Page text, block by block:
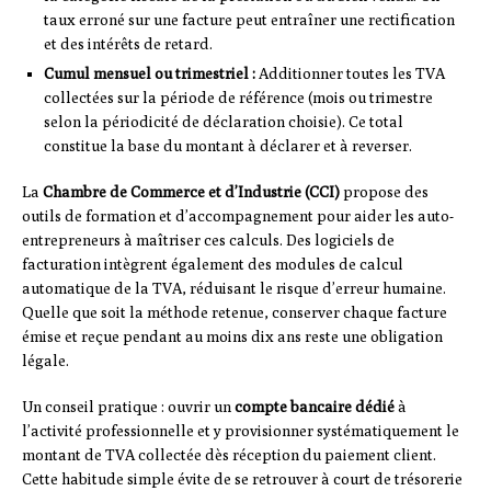
taux erroné sur une facture peut entraîner une rectification
et des intérêts de retard.
Cumul mensuel ou trimestriel :Additionner toutes les TVA
collectées sur la période de référence (mois ou trimestre
selon la périodicité de déclaration choisie). Ce total
constitue la base du montant à déclarer et à reverser.
La Chambre de Commerce et d’Industrie (CCI)propose des
outils de formation et d’accompagnement pour aider les auto-
entrepreneurs à maîtriser ces calculs. Des logiciels de
facturation intègrent également des modules de calcul
automatique de la TVA, réduisant le risque d’erreur humaine.
Quelle que soit la méthode retenue, conserver chaque facture
émise et reçue pendant au moins dix ans reste une obligation
légale.
Un conseil pratique : ouvrir uncompte bancaire dédiéà
l’activité professionnelle et y provisionner systématiquement le
montant de TVA collectée dès réception du paiement client.
Cette habitude simple évite de se retrouver à court de trésorerie